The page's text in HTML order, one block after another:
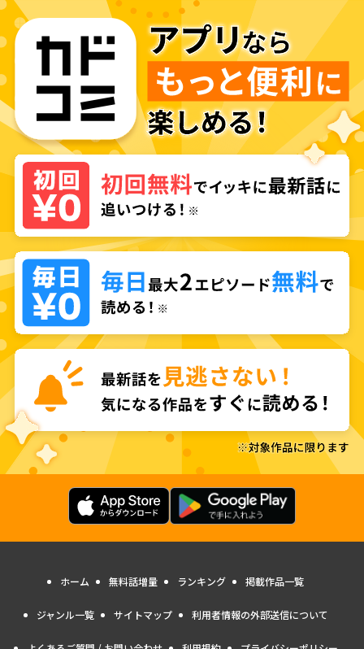
ホーム 無料話増量 ランキング 掲載作品一覧
ジャンル一覧 サイトマップ 利用者情報の外部送信について